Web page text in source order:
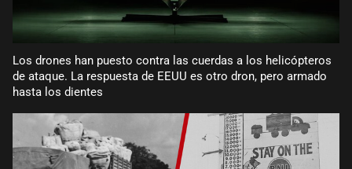
Los drones han puesto contra las cuerdas a los helicópteros
de ataque. La respuesta de EEUU es otro dron, pero armado
hasta los dientes